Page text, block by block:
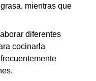
mientras que
diferentes
cocinarla
frecuentemente